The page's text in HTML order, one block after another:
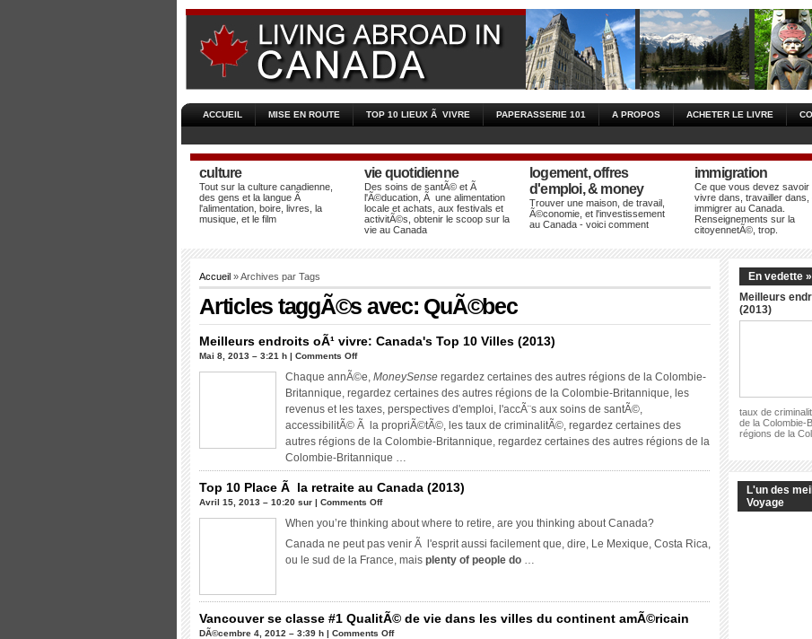
ACCUEIL MISE EN ROUTE TOP 10 LIEUX Ã VIVRE PAPERASSERIE 101 A PROPOS ACHETER LE LIVRE
culture
Tout sur la culture canadienne,
des gens et la langue Ã
l'alimentation, boire, livres, la
musique, et le film
vie quotidienne
Des soins de santÃ© et Ã
l'Ã©ducation, Ã une alimentation
locale et achats, aux festivals et
activitÃ©s, obtenir le scoop sur la
vie au Canada
logement, offres
d'emploi, & money
Trouver une maison, de travail,
Ã©conomie, et l'investissement
au Canada - voici comment
immigration
Ce que vous devez savoir
vivre dans, travailler dans,
immigrer au Canada.
Renseignements sur la
citoyennetÃ©, trop.
Accueil » Archives par Tags
Articles taggÃ©s avec: QuÃ©bec
Meilleurs endroits oÃ¹ vivre: Canada's Top 10 Villes (2013)
Mai 8, 2013 – 3:21 h | Comments Offsur
Meilleurs
endroits
oÃ¹
vivre:
Canada's
Villes
(2013)
Chaque annÃ©e, MoneySense regardez certaines des autres régions de la Colombie-
Britannique, regardez certaines des autres régions de la Colombie-Britannique, les
revenus et les taxes, perspectives d'emploi, l'accÃ¨s aux soins de santÃ©,
accessibilitÃ© Ã la propriÃ©tÃ©, les taux de criminalitÃ©, regardez certaines des
autres régions de la Colombie-Britannique, regardez certaines des autres régions de la
Colombie-Britannique …
Top 10 Place Ã la retraite au Canada (2013)
Avril 15, 2013 – 10:20 sur | Comments Offsur
Place
Ã
au
Canada
When you’re thinking about where to retire, are you thinking about Canada?
Canada ne peut pas venir Ã l'esprit aussi facilement que, dire, Le Mexique, Costa Rica,
ou le sud de la France, mais plenty of people do …
Vancouver se classe #1 QualitÃ© de vie dans les villes du continent amÃ©ricain
DÃ©cembre 4, 2012 – 3:39 h | Comments Offsur
En vedette »
Meilleurs
(2013)
taux de
de la Colombie-
régions de la
L'un des
Voyage